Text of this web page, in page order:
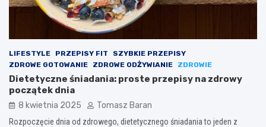
LIFESTYLE PRZEPISY FIT
SZYBKIE PRZEPISY
ZDROWE GOTOWANIE
ZDROWE ODŻYWIANIE ZDROWIE
Dietetyczne śniadania: proste przepisy na zdrowy
początek dnia
8 kwietnia 2025 Tomasz Baran
Rozpoczęcie dnia od zdrowego, dietetycznego śniadania to jeden z